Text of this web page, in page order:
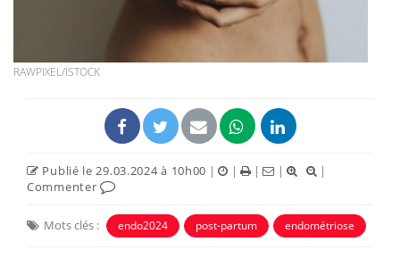
RAWPIXEL/ISTOCK
Publié le 29.03.2024 à 10h00 | | | |
|
Commenter
Mots clés : endo2024 post-partum endométriose